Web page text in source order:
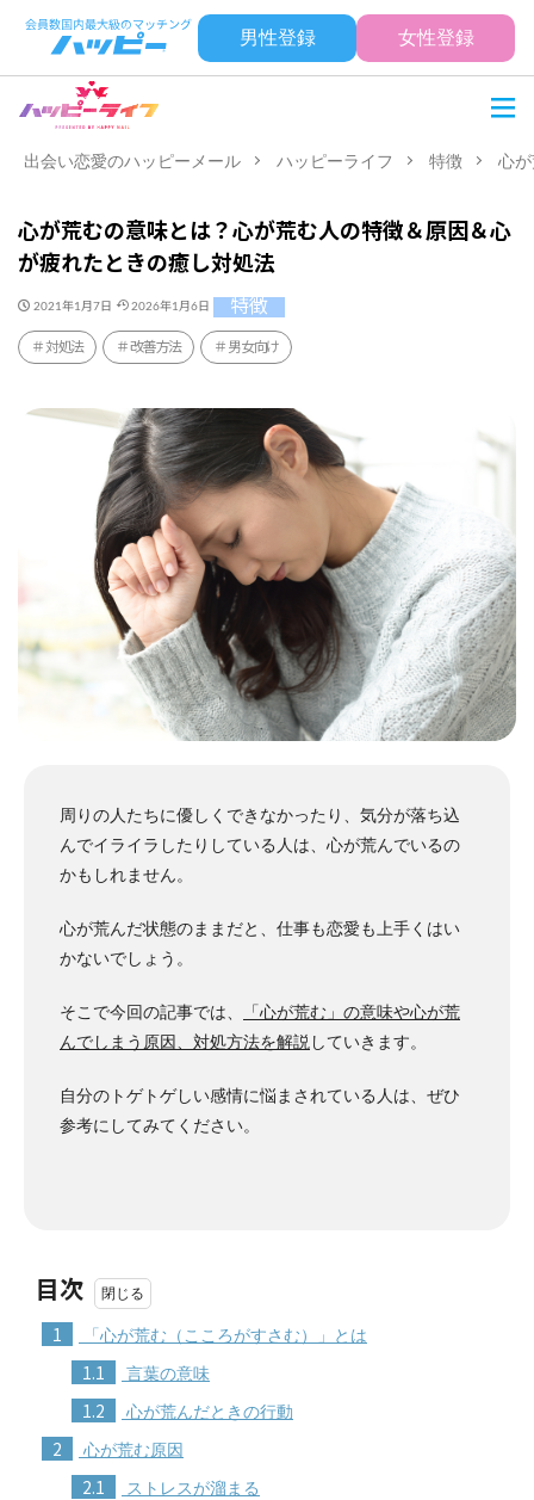
男性登録 女性登録
出会い恋愛のハッピーメール ハッピーライフ 特徴 心
心が荒むの意味とは？心が荒む人の特徴＆原因＆心
が疲れたときの癒し対処法
2021年1月7日 2026年1月6日 特徴
対処法 改善方法 男女向け
周りの人たちに優しくできなかったり、気分が落ち込
んでイライラしたりしている人は、心が荒んでいるの
かもしれません。
心が荒んだ状態のままだと、仕事も恋愛も上手くはい
かないでしょう。
そこで今回の記事では、
「心が荒む」の意味や心が荒
んでしまう原因、対処方法を解説 していきます。
自分のトゲトゲしい感情に悩まされている人は、ぜひ
参考にしてみてください。
目次
1 「心が荒む（こころがすさむ）」とは
1.1 言葉の意味
1.2 心が荒んだときの行動
2 心が荒む原因
2.1 ストレスが溜まる